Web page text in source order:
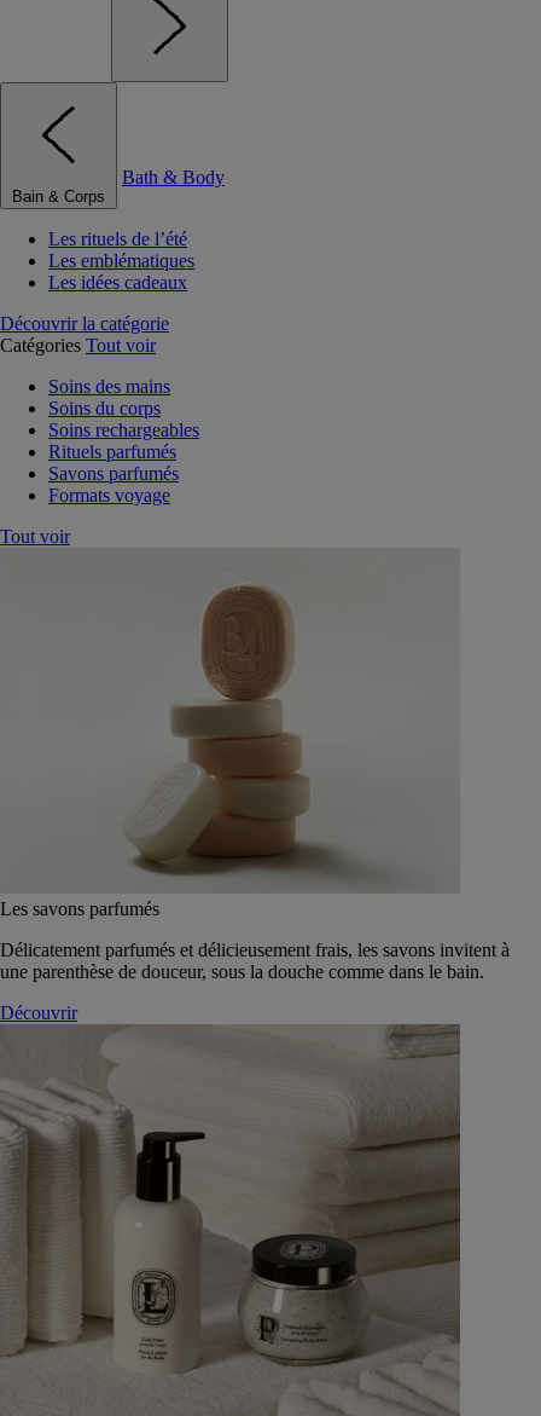
Bain & Corps
Bath & Body
Les rituels de l’été
Les emblématiques
Les idées cadeaux
Découvrir la catégorie
Catégories Tout voir
Soins des mains
Soins du corps
Soins rechargeables
Rituels parfumés
Savons parfumés
Formats voyage
Tout voir
Les savons parfumés
Délicatement parfumés et délicieusement frais, les savons invitent à
une parenthèse de douceur, sous la douche comme dans le bain.
Découvrir